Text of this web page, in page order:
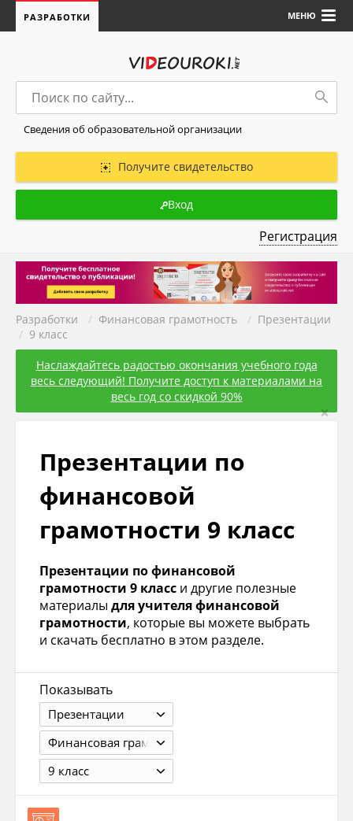
МЕНЮ
РАЗРАБОТКИ
Сведения об образовательной организации
Получите свидетельство
Вход
Регистрация
Разработки / Финансовая грамотность / Презентации
/ 9 класс
Наслаждайтесь радостью окончания учебного года
весь следующий! Получите доступ к материалами на
весь год со скидкой 90%
×
Презентации по
финансовой
грамотности 9 класс
Презентации по финансовой
грамотности 9 класс и другие полезные
материалы для учителя финансовой
грамотности, которые вы можете выбрать
и скачать бесплатно в этом разделе.
Показывать
Презентации
Финансовая грамотность
9 класс